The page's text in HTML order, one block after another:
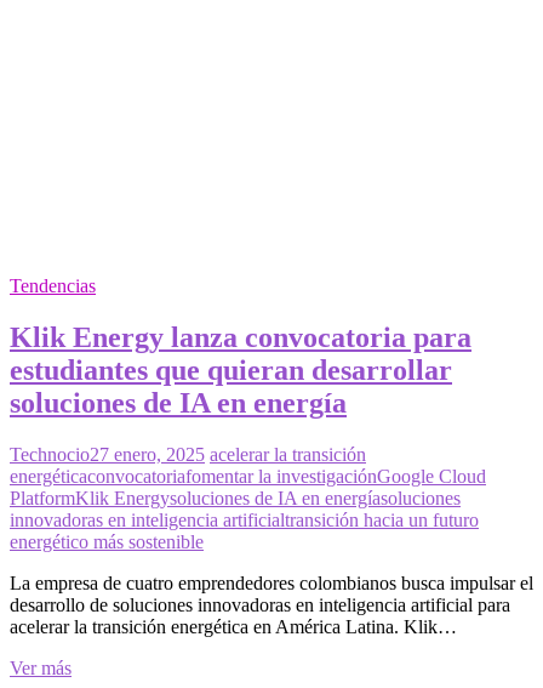
Tendencias
Klik Energy lanza convocatoria para
estudiantes que quieran desarrollar
soluciones de IA en energía
Technocio27 enero, 2025 acelerar la transición
energéticaconvocatoriafomentar la investigaciónGoogle Cloud
PlatformKlik Energysoluciones de IA en energíasoluciones
innovadoras en inteligencia artificialtransición hacia un futuro
energético más sostenible
La empresa de cuatro emprendedores colombianos busca impulsar el
desarrollo de soluciones innovadoras en inteligencia artificial para
acelerar la transición energética en América Latina. Klik…
Ver másKlik